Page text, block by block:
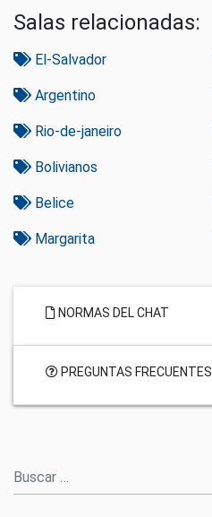
Salas relacionadas:
El-Salvador
Argentino
Rio-de-janeiro
Bolivianos
Belice
Margarita
NORMAS DEL CHAT
PREGUNTAS FRECUENTES